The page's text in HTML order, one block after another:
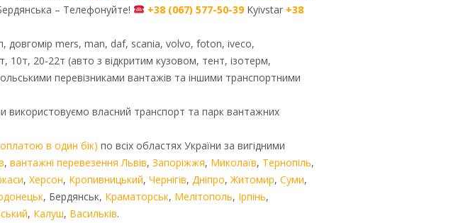
– Телефонуйте! +38 (067) 577-50-39Kyivstar +38
довгомір mers, man, daf, scania, volvo, foton, iveco,
10т, 20-22т (авто з відкритим кузовом, тент, ізотерм,
перевізниками вантажів та іншими транспортними
власний транспорт та парк вантажних
оплатою в один бік) по всіх областях України за вигідними
, вантажні перевезення Львів, Запоріжжя, Миколаїв, Тернопіль,
, Херсон, Кропивницький, Чернігів, Дніпро,Житомир, Суми,
, Бердянськ, Краматорськ, Мелітополь, Ірпінь,
, Калуш, Васильків.